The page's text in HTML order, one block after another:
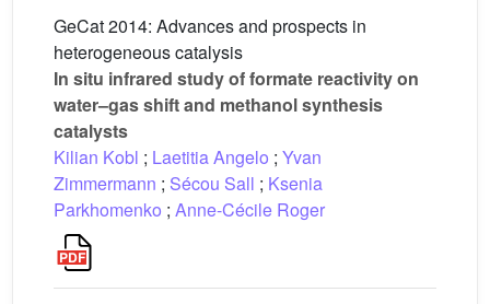
GeCat 2014: Advances and prospects in
heterogeneous catalysis
In situ infrared study of formate reactivity on
water–gas shift and methanol synthesis
catalysts
Kilian Kobl ; Laetitia Angelo ; Yvan
Zimmermann ; Sécou Sall ; Ksenia
Parkhomenko ; Anne-Cécile Roger